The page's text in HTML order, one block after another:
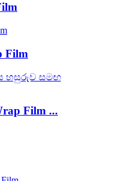
Film
Film ...